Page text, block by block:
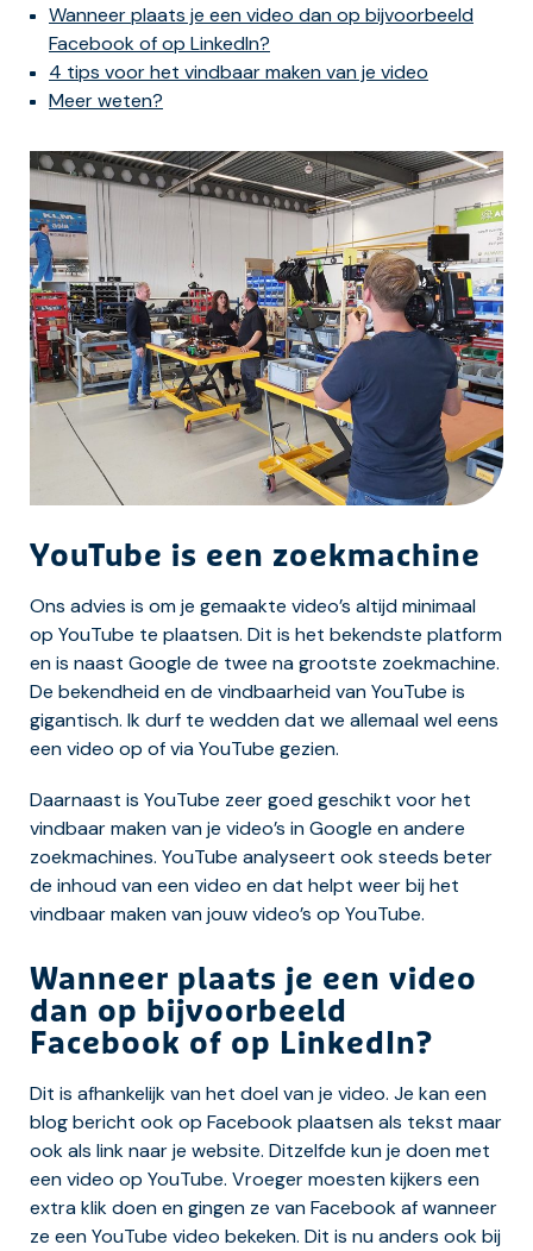
Wanneer plaats je een video dan op bijvoorbeeld
Facebook of op LinkedIn?
4 tips voor het vindbaar maken van je video
Meer weten?
YouTube is een zoekmachine
Ons advies is om je gemaakte video’s altijd minimaal
op YouTube te plaatsen. Dit is het bekendste platform
en is naast Google de twee na grootste zoekmachine.
De bekendheid en de vindbaarheid van YouTube is
gigantisch. Ik durf te wedden dat we allemaal wel eens
een video op of via YouTube gezien.
Daarnaast is YouTube zeer goed geschikt voor het
vindbaar maken van je video’s in Google en andere
zoekmachines. YouTube analyseert ook steeds beter
de inhoud van een video en dat helpt weer bij het
vindbaar maken van jouw video’s op YouTube.
Wanneer plaats je een video
dan op bijvoorbeeld
Facebook of op LinkedIn?
Dit is afhankelijk van het doel van je video. Je kan een
blog bericht ook op Facebook plaatsen als tekst maar
ook als link naar je website. Ditzelfde kun je doen met
een video op YouTube. Vroeger moesten kijkers een
extra klik doen en gingen ze van Facebook af wanneer
ze een YouTube video bekeken. Dit is nu anders ook bij